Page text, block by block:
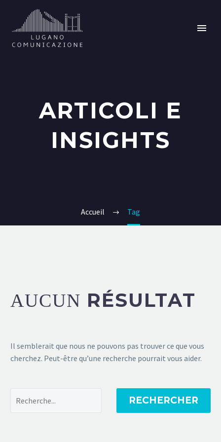
ARTICOLI E
INSIGHTS
Accueil Tag
AUCUN RÉSULTAT
Il semblerait que nous ne pouvons pas trouver ce que vous
cherchez. Peut-être qu’une recherche pourrait vous aider.
RECHERCHER